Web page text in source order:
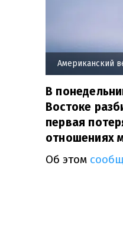
Американский
В
Востоке
первая
отношениях
Об этом